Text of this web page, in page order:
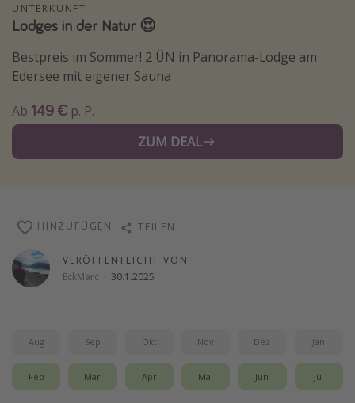
Japan Rundreise
Reisethemen
Wellnessurlaub
Singlereisen
Gruppenreisen
Hotels am Achensee
Weitere Themen
UNTERKUNFT
Lodges in der Natur 😍
Bestpreis im Sommer! 2 ÜN in Panorama-Lodge am
Edersee mit eigener Sauna
Ab 149 € p. P.
ZUM DEAL
VERÖFFENTLICHT VON
EckMarc · 30.1.2025
HINZUFÜGEN TEILEN
Aug Sep Okt Nov Dez Jan
Feb Mär Apr Mai Jun Jul